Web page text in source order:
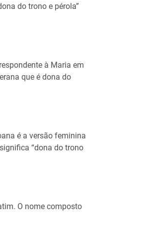
do trono e pérola”
à Maria em
que é dona do
é a versão feminina
“dona do trono
O nome composto